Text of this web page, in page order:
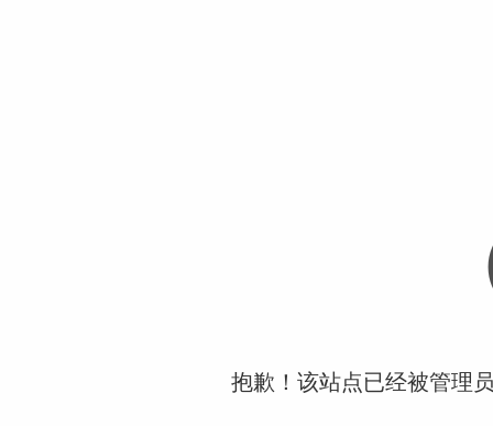
抱歉！该站点已经被管理